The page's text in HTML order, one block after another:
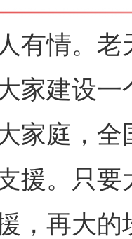
情。老
家建设
家庭，
援。只
，再大